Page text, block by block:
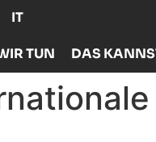
IT
TUN DAS